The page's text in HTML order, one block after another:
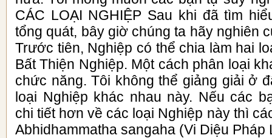
CÁC LOẠI NGHIỆP Sau khi đã tìm
tổng quát, bây giờ chúng ta hãy nghiên
Trước tiên, Nghiệp có thể chia làm hai
Bất Thiện Nghiệp. Một cách phân loại
chức năng. Tôi không thể giảng giải ở
loại Nghiệp khác nhau này. Nếu các
chi tiết hơn về các loại Nghiệp này thì
Abhidhammatha sangaha (Vi Diệu Pháp